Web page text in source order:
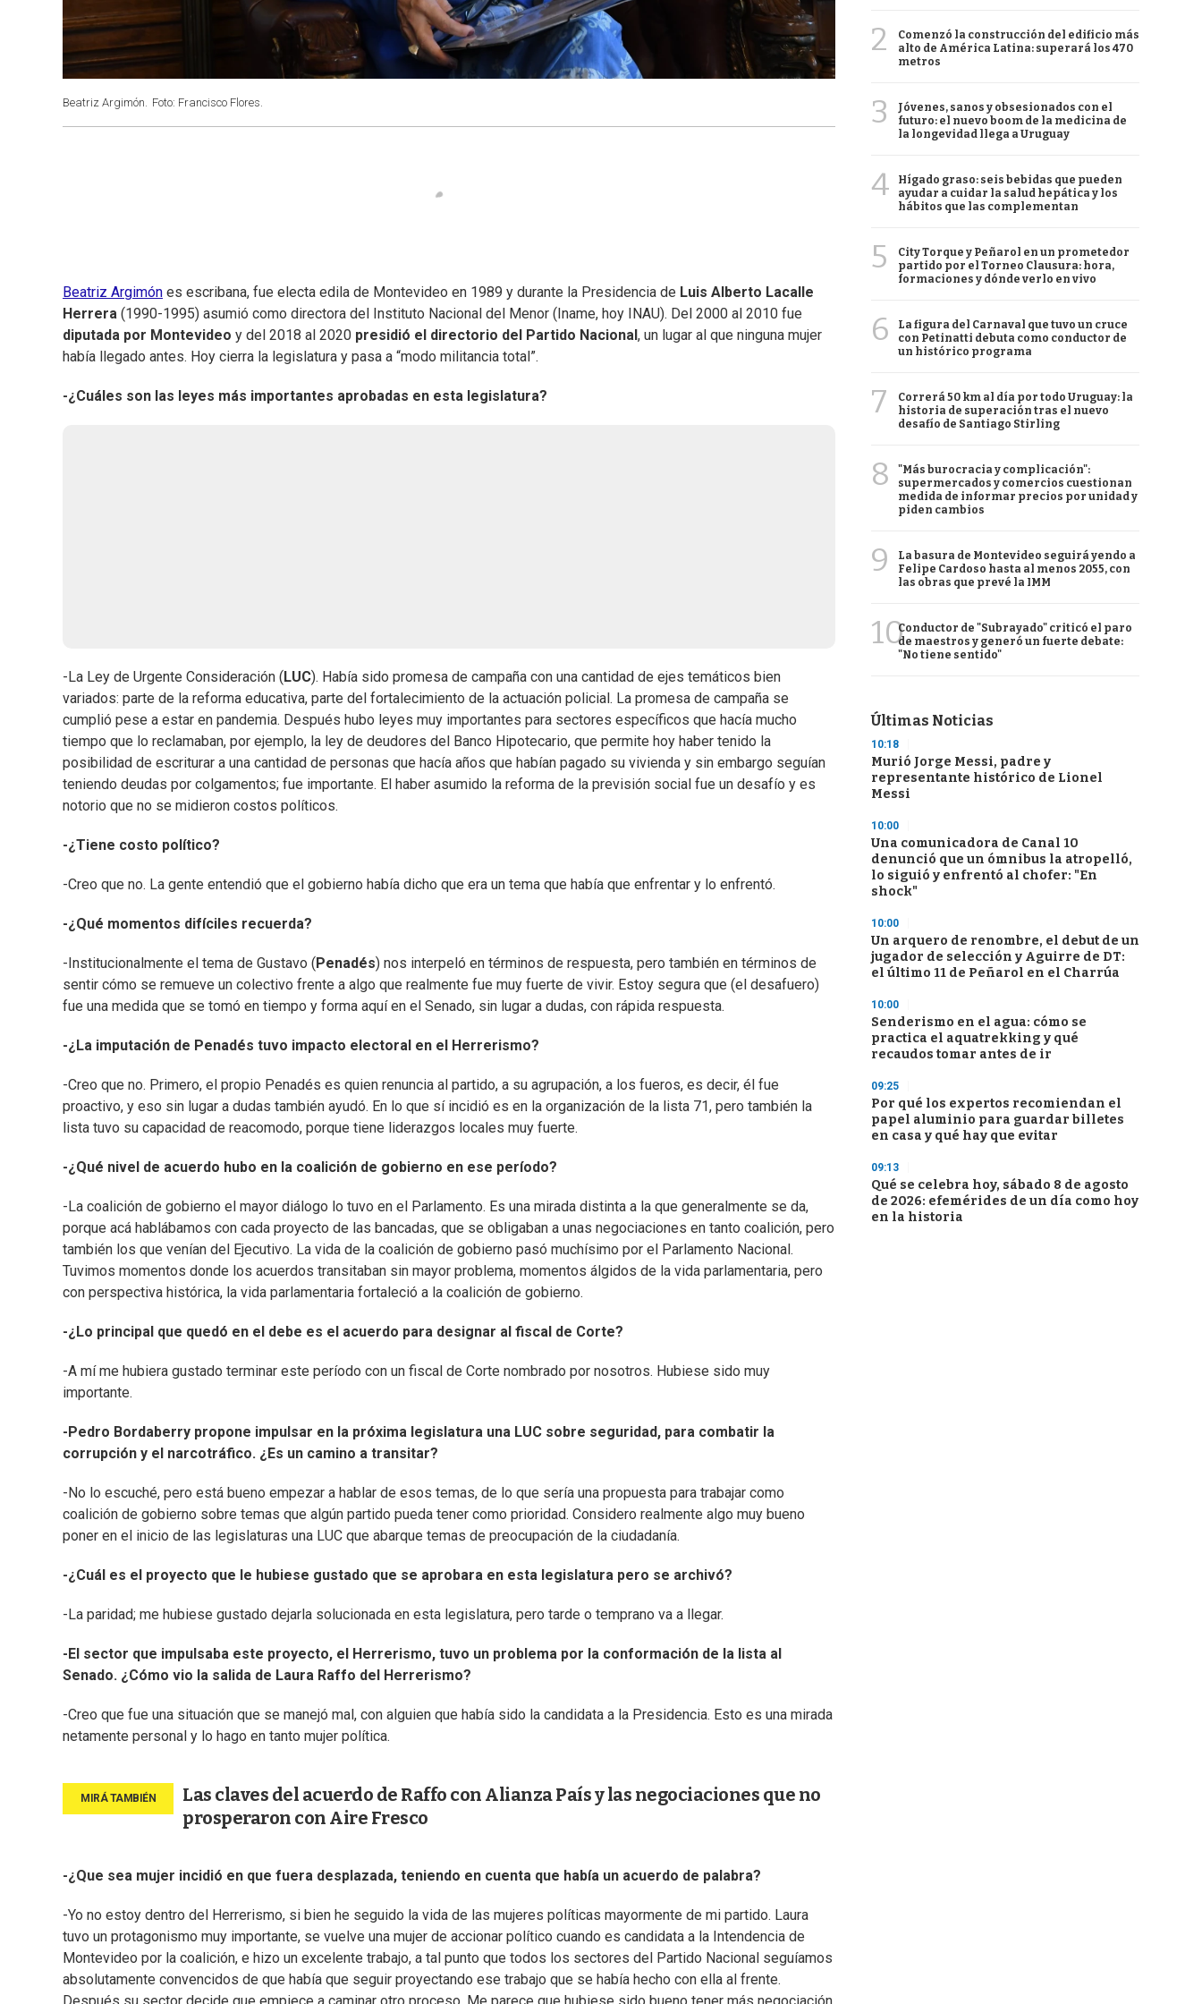
Beatriz Argimón. Foto: Francisco Flores.
Beatriz Argimón es escribana, fue electa edila de Montevideo en 1989 y durante la Presidencia de Luis Alberto Lacalle
Herrera (1990-1995) asumió como directora del Instituto Nacional del Menor (Iname, hoy INAU). Del 2000 al 2010 fue
diputada por Montevideo y del 2018 al 2020 presidió el directorio del Partido Nacional , un lugar al que ninguna mujer
había llegado antes. Hoy cierra la legislatura y pasa a “modo militancia total”.
-¿Cuáles son las leyes más importantes aprobadas en esta legislatura?
-La Ley de Urgente Consideración ( LUC). Había sido promesa de campaña con una cantidad de ejes temáticos bien
variados: parte de la reforma educativa, parte del fortalecimiento de la actuación policial. La promesa de campaña se
cumplió pese a estar en pandemia. Después hubo leyes muy importantes para sectores específicos que hacía mucho
tiempo que lo reclamaban, por ejemplo, la ley de deudores del Banco Hipotecario, que permite hoy haber tenido la
posibilidad de escriturar a una cantidad de personas que hacía años que habían pagado su vivienda y sin embargo seguían
teniendo deudas por colgamentos; fue importante. El haber asumido la reforma de la previsión social fue un desafío y es
notorio que no se midieron costos políticos.
-¿Tiene costo político?
-Creo que no. La gente entendió que el gobierno había dicho que era un tema que había que enfrentar y lo enfrentó.
-¿Qué momentos difíciles recuerda?
-Institucionalmente el tema de Gustavo ( Penadés) nos interpeló en términos de respuesta, pero también en términos de
sentir cómo se remueve un colectivo frente a algo que realmente fue muy fuerte de vivir. Estoy segura que (el desafuero)
fue una medida que se tomó en tiempo y forma aquí en el Senado, sin lugar a dudas, con rápida respuesta.
-¿La imputación de Penadés tuvo impacto electoral en el Herrerismo?
-Creo que no. Primero, el propio Penadés es quien renuncia al partido, a su agrupación, a los fueros, es decir, él fue
proactivo, y eso sin lugar a dudas también ayudó. En lo que sí incidió es en la organización de la lista 71, pero también la
lista tuvo su capacidad de reacomodo, porque tiene liderazgos locales muy fuerte.
-¿Qué nivel de acuerdo hubo en la coalición de gobierno en ese período?
-La coalición de gobierno el mayor diálogo lo tuvo en el Parlamento. Es una mirada distinta a la que generalmente se da,
porque acá hablábamos con cada proyecto de las bancadas, que se obligaban a unas negociaciones en tanto coalición, pero
también los que venían del Ejecutivo. La vida de la coalición de gobierno pasó muchísimo por el Parlamento Nacional.
Tuvimos momentos donde los acuerdos transitaban sin mayor problema, momentos álgidos de la vida parlamentaria, pero
con perspectiva histórica, la vida parlamentaria fortaleció a la coalición de gobierno.
-¿Lo principal que quedó en el debe es el acuerdo para designar al fiscal de Corte?
-A mí me hubiera gustado terminar este período con un fiscal de Corte nombrado por nosotros. Hubiese sido muy
importante.
-Pedro Bordaberry propone impulsar en la próxima legislatura una LUC sobre seguridad, para combatir la
corrupción y el narcotráfico. ¿Es un camino a transitar?
-No lo escuché, pero está bueno empezar a hablar de esos temas, de lo que sería una propuesta para trabajar como
coalición de gobierno sobre temas que algún partido pueda tener como prioridad. Considero realmente algo muy bueno
poner en el inicio de las legislaturas una LUC que abarque temas de preocupación de la ciudadanía.
-¿Cuál es el proyecto que le hubiese gustado que se aprobara en esta legislatura pero se archivó?
-La paridad; me hubiese gustado dejarla solucionada en esta legislatura, pero tarde o temprano va a llegar.
-El sector que impulsaba este proyecto, el Herrerismo, tuvo un problema por la conformación de la lista al
Senado. ¿Cómo vio la salida de Laura Raffo del Herrerismo?
-Creo que fue una situación que se manejó mal, con alguien que había sido la candidata a la Presidencia. Esto es una mirada
netamente personal y lo hago en tanto mujer política.
Las claves del acuerdo de Raffo con Alianza País y las negociaciones que no
prosperaron con Aire Fresco
-¿Que sea mujer incidió en que fuera desplazada, teniendo en cuenta que había un acuerdo de palabra?
-Yo no estoy dentro del Herrerismo, si bien he seguido la vida de las mujeres políticas mayormente de mi partido. Laura
tuvo un protagonismo muy importante, se vuelve una mujer de accionar político cuando es candidata a la Intendencia de
Montevideo por la coalición, e hizo un excelente trabajo, a tal punto que todos los sectores del Partido Nacional seguíamos
absolutamente convencidos de que había que seguir proyectando ese trabajo que se había hecho con ella al frente.
2
Comenzó la construcción del edificio más
alto de América Latina: superará los 470
metros
3
Jóvenes, sanos y obsesionados con el
futuro: el nuevo boom de la medicina de
la longevidad llega a Uruguay
4
Hígado graso: seis bebidas que pueden
ayudar a cuidar la salud hepática y los
hábitos que las complementan
5
City Torque y Peñarol en un prometedor
partido por el Torneo Clausura: hora,
formaciones y dónde verlo en vivo
6
La figura del Carnaval que tuvo un cruce
con Petinatti debuta como conductor de
un histórico programa
7
Correrá 50 km al día por todo Uruguay: la
historia de superación tras el nuevo
desafío de Santiago Stirling
8
"Más burocracia y complicación":
supermercados y comercios cuestionan
medida de informar precios por unidad y
piden cambios
9
La basura de Montevideo seguirá yendo a
Felipe Cardoso hasta al menos 2055, con
las obras que prevé la IMM
10Conductor de "Subrayado" criticó el paro
de maestros y generó un fuerte debate:
"No tiene sentido"
Últimas Noticias
10:18
Murió Jorge Messi, padre y
representante histórico de Lionel
Messi
10:00
Una comunicadora de Canal 10
denunció que un ómnibus la atropelló,
lo siguió y enfrentó al chofer: "En
shock"
10:00
Un arquero de renombre, el debut de un
jugador de selección y Aguirre de DT:
el último 11 de Peñarol en el Charrúa
10:00
Senderismo en el agua: cómo se
practica el aquatrekking y qué
recaudos tomar antes de ir
09:25
Por qué los expertos recomiendan el
papel aluminio para guardar billetes
en casa y qué hay que evitar
09:13
Qué se celebra hoy, sábado 8 de agosto
de 2026: efemérides de un día como hoy
en la historia